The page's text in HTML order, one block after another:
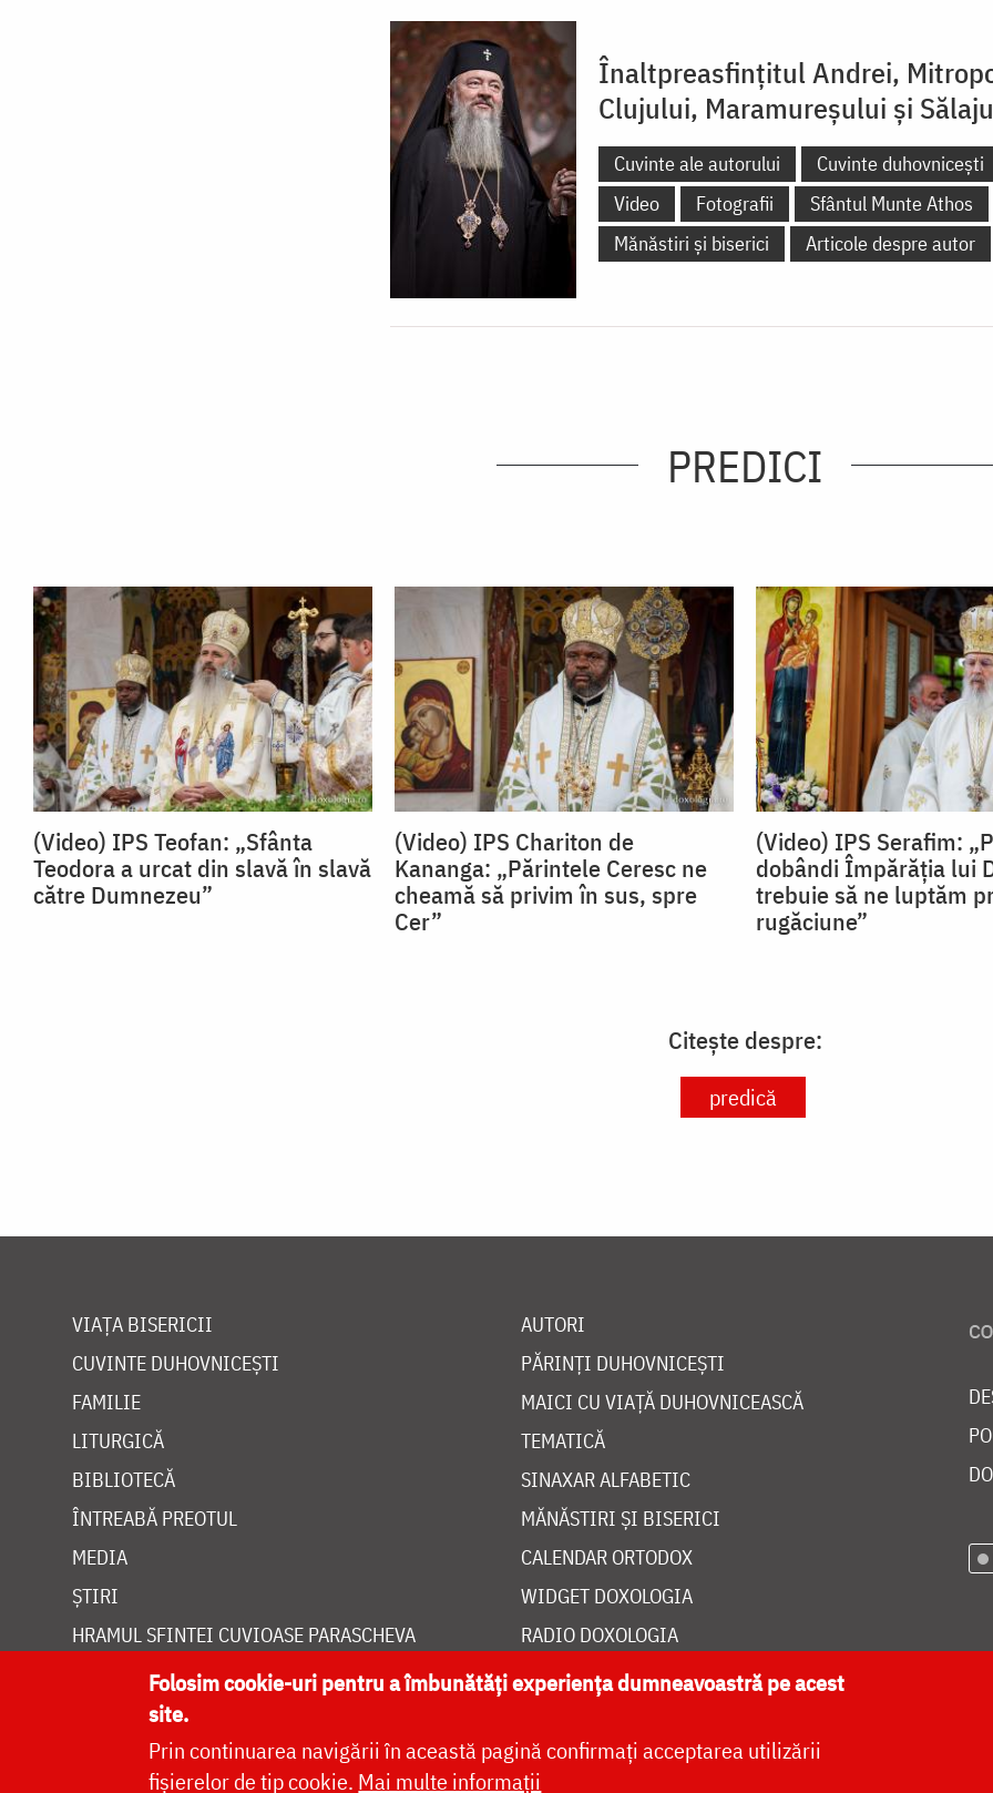
Înaltpreasfințitul Andrei,
Clujului, Maramureșului și
Cuvinte ale autorului Cuvinte duhovnicești
Video
Fotografii
Sfântul Munte Athos
Mănăstiri și biserici
Articole despre autor
PREDICI
(Video) IPS Teofan: „Sfânta
Teodora a urcat din slavă în slavă
către Dumnezeu”
(Video) IPS Chariton de
Kananga: „Părintele Ceresc ne
cheamă să privim în sus, spre
Cer”
(Video) IPS Serafim:
dobândi Împărăția lui
trebuie să ne luptăm
rugăciune”
Citește despre:
predică
VIAȚA BISERICII
CUVINTE DUHOVNICEȘTI
FAMILIE
LITURGICĂ
BIBLIOTECĂ
ÎNTREABĂ PREOTUL
MEDIA
ȘTIRI
HRAMUL SFINTEI CUVIOASE PARASCHEVA
AUTORI
PĂRINȚI DUHOVNICEȘTI
MAICI CU VIAȚĂ DUHOVNICEASCĂ
TEMATICĂ
SINAXAR ALFABETIC
MĂNĂSTIRI ȘI BISERICI
CALENDAR ORTODOX
WIDGET DOXOLOGIA
RADIO DOXOLOGIA
Site dezvoltat de DOXOLOGIA MEDIA
Folosim cookie-uri pentru a îmbunătăți experiența dumneavoastră pe acest
site.
Prin continuarea navigării în această pagină confirmați acceptarea utilizării
fișierelor de tip cookie. Mai multe informații